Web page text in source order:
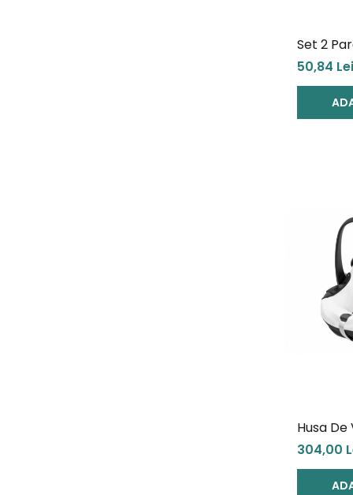
Set 2
Ezimoov
friendly
50,84 Lei
Husa
Scaun
Pebble
304,00